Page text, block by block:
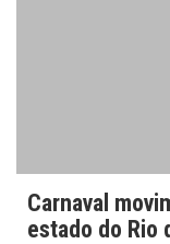
Carnaval
estado do Rio